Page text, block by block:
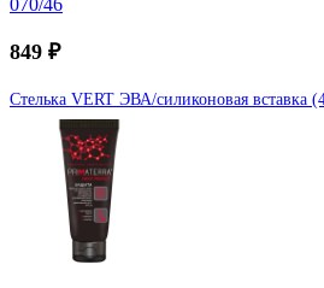
849 ₽
Стелька VERT ЭВА/силиконовая вставка